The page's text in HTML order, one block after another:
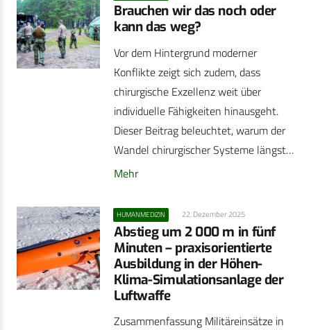
Brauchen wir das noch oder
kann das weg?
Vor dem Hintergrund moderner
Konflikte zeigt sich zudem, dass
chirurgische Exzellenz weit über
individuelle Fähigkeiten hinausgeht.
Dieser Beitrag beleuchtet, warum der
Wandel chirurgischer Systeme längst…
Mehr
HUMANMEDIZIN 22. Dezember 2025
Abstieg um 2 000 m in fünf
Minuten – praxisorientierte
Ausbildung in der Höhen-
Klima-Simulationsanlage der
Luftwaffe
Zusammenfassung Militäreinsätze in